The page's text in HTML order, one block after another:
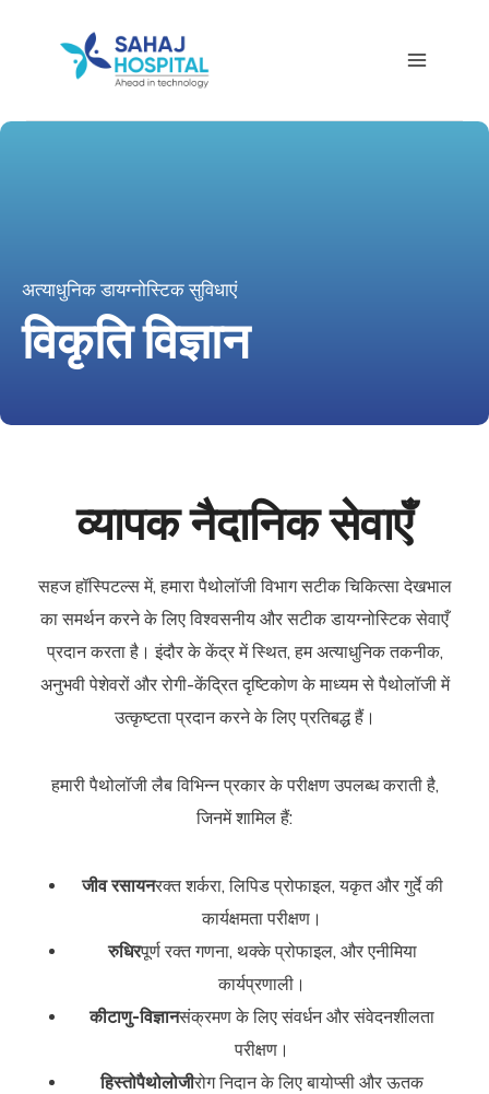
अत्याधुनिक डायग्नोस्टिक सुविधाएं
विकृति विज्ञान
व्यापक नैदानिक सेवाएँ
सहज हॉस्पिटल्स में, हमारा पैथोलॉजी विभाग सटीक चिकित्सा देखभाल
का समर्थन करने के लिए विश्वसनीय और सटीक डायग्नोस्टिक सेवाएँ
प्रदान करता है। इंदौर के केंद्र में स्थित, हम अत्याधुनिक तकनीक,
अनुभवी पेशेवरों और रोगी-केंद्रित दृष्टिकोण के माध्यम से पैथोलॉजी में
उत्कृष्टता प्रदान करने के लिए प्रतिबद्ध हैं।
हमारी पैथोलॉजी लैब विभिन्न प्रकार के परीक्षण उपलब्ध कराती है,
जिनमें शामिल हैं:
जीव रसायनरक्त शर्करा, लिपिड प्रोफाइल, यकृत और गुर्दे की
कार्यक्षमता परीक्षण।
रुधिरपूर्ण रक्त गणना, थक्के प्रोफाइल, और एनीमिया
कार्यप्रणाली।
कीटाणु-विज्ञानसंक्रमण के लिए संवर्धन और संवेदनशीलता
परीक्षण।
हिस्तोपैथोलोजीरोग निदान के लिए बायोप्सी और ऊतक